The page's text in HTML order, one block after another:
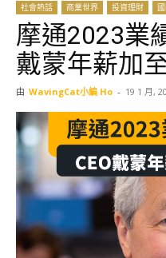
社會熱話
商業世界 投資理財
摩通2023業
戴蒙年薪加
由 WavingCat小編 Ho - 19 1 月,